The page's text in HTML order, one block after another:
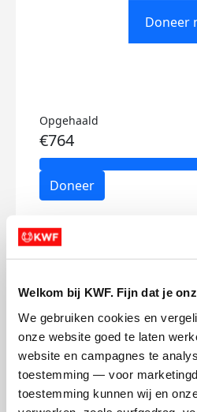
Welkom bij KWF. Fijn dat je
We gebruiken cookies en
onze website goed te laten
website en campagnes te
toestemming — voor
toestemming kunnen wij en
Doneer
Opgehaald
€764
Doneer